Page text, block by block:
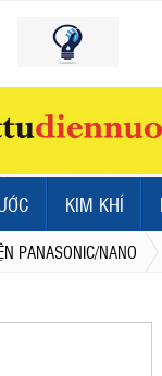
KIM KHÍ
PANASONIC/NANO